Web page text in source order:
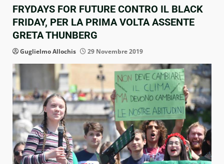
FRYDAYS FOR FUTURE CONTRO IL BLACK
FRIDAY, PER LA PRIMA VOLTA ASSENTE
GRETA THUNBERG
Guglielmo Allochis 29 Novembre 2019